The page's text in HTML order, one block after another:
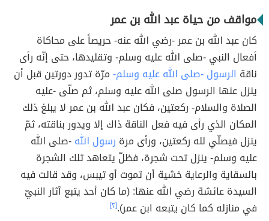
مواقف من حياة عبد الله بن عمر
كان عبد الله بن عمر -رضي الله عنه- حريصاً على محاكاة
أفعال النبي -صلى الله عليه وسلم- وتقليدها، حتى إنّه رأى
ناقة الرسول -صلى الله عليه وسلم-مرّة تدور دورتين قبل أن
ينزل عنها الرسول صلى الله عليه وسلم، ثم صلّى -عليه
الصلاة والسلام- ركعتين، فكان عبد الله بن عمر لا يبلغ ذلك
المكان الذي رأى فيه فعل الناقة ذاك إلا ويدور بناقته، ثمّ
ينزل فيصلّي لله ركعتين، ورأى مرة رسول الله-صلى الله
عليه وسلم- ينزل تحت شجرة، فظلّ يتعاهد تلك الشجرة
بالسقاية والرعاية خشية أن تموت أو تيبس، وقد قالت فيه
السيدة عائشة رضي الله عنها: (ما كان أحد يتبع آثار النبيّ
في منازله كما كان يتبعه ابن عمر).[٢]